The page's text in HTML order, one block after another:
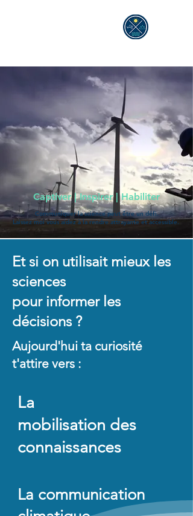
Captiver | Inspirer | Habiliter
Communiquer la science peut être un défi.
Laissez moi vous aidez à la rendre attrayante et accessible.
Et si on utilisait mieux les
sciences
pour informer les
décisions ?
Aujourd'hui ta curiosité
t'attire vers :
La
mobilisation des
connaissances
La communication